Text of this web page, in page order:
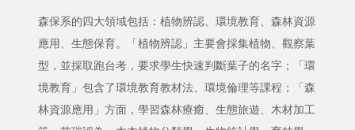
森保系的四大領域包括：植物辨認、環境教育、森林資源
應用、生態保育。「植物辨認」主要會採集植物、觀察葉
型，並採取跑台考，要求學生快速判斷葉子的名字；「環
境教育」包含了環境教育教材法、環境倫理等課程；「森
林資源應用」方面，學習森林療癒、生態旅遊、木材加工